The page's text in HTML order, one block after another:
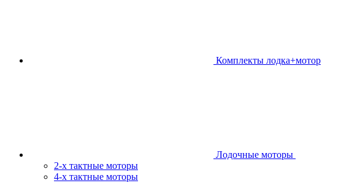
Комплекты лодка+мотор
Лодочные моторы
2-х тактные моторы
4-х тактные моторы